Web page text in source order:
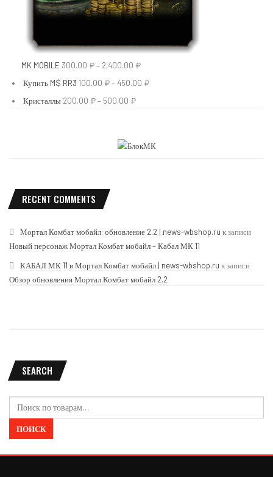
MK MOBILE 300.00 ₽– 2,400.00 ₽
Купить M$ RR3 100.00 ₽– 450.00 ₽
Кристаллы 200.00 ₽– 500.00 ₽
RECENT COMMENTS
Мортал Комбат мобайл: обновление 2.2 | news-wbshop.ru к записи
Новый персонаж Мортал Комбат мобайл – Кабал МК 11
КАБАЛ МК 11 в Мортал Комбат мобайл | news-wbshop.ru к записи
Обзор обновления Мортал Комбат мобайл 2.2
SEARCH
Искать:
ПОИСК